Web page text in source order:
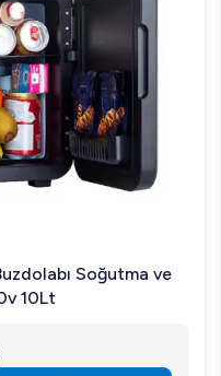
Soğutma ve